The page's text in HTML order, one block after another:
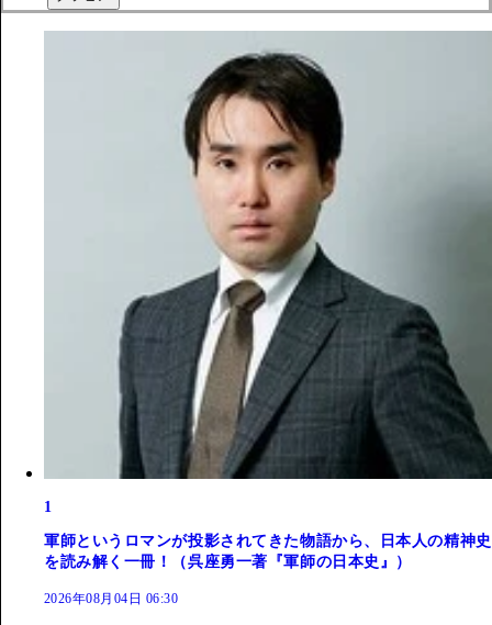
1
軍師というロマンが投影されてきた物語から、日本人の精神史
を読み解く一冊！（呉座勇一著『軍師の日本史』）
2026年08月04日 06:30